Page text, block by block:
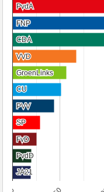
0
PvdA
PvdA
FNP
FNP
CDA
CDA
VVD
VVD
GroenLinks
GroenLinks
CU
CU
PVV
PVV
SP
SP
FvD
FvD
PvdD
PvdD
JA21
JA21